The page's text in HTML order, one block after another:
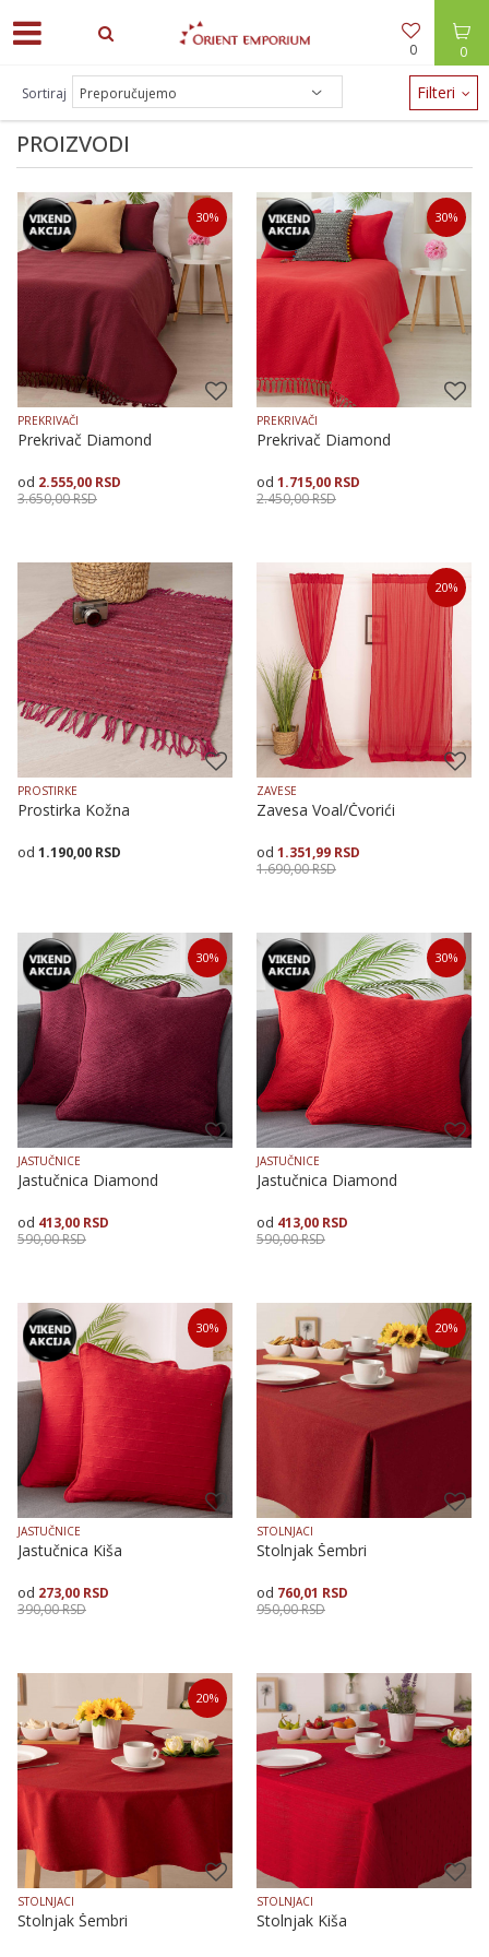
0
0
ODEĆA -30% / NAKIT -20% - zalihe brzo nestaju!
PROIZVODI
Sortiraj Filteri
30%
PREKRIVAČI
Prekrivač Diamond
2.555,00 RSD
3.650,00RSD
Veličina
200X250150X225
Dodaj u korpu
30%
PREKRIVAČI
Prekrivač Diamond
1.715,00 RSD
2.450,00RSD
Veličina
150X225200X250
Dodaj u korpu
PROSTIRKE
Prostirka Kožna
1.190,00 RSD
Veličina
70X130 60X90 120X180
Dodaj u korpu
20%
ZAVESE
Zavesa Voal/Čvorići
1.351,99 RSD
1.690,00RSD
Veličina
145X170145X250
Dodaj u korpu
30%
JASTUČNICE
Jastučnica Diamond
413,00 RSD
590,00RSD
Veličina
40X40
Dodaj u korpu
30%
JASTUČNICE
Jastučnica Diamond
413,00 RSD
590,00RSD
Veličina
40X40 50X50
Dodaj u korpu
30%
JASTUČNICE
Jastučnica Kiša
273,00 RSD
390,00RSD
Veličina
40X40 50X50
Dodaj u korpu
20%
STOLNJACI
Stolnjak Šembri
760,01 RSD
950,00RSD
Veličina
140X140140X180140X240
Dodaj u korpu
20%
STOLNJACI
Stolnjak Šembri
STOLNJACI
Stolnjak Kiša